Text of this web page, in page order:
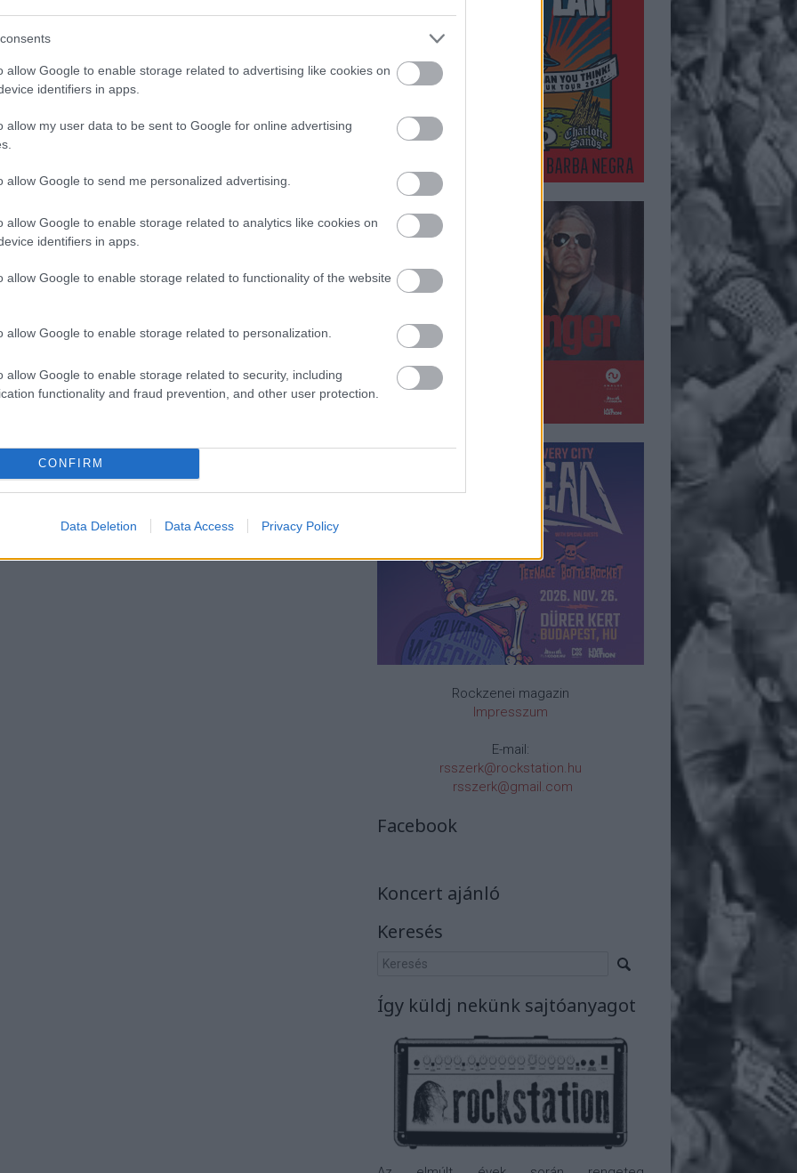
allow Google to enable storage related to advertising like cookies on
identifiers in apps.
allow my user data to be sent to Google for online advertising
allow Google to send me personalized advertising.
allow Google to enable storage related to analytics like cookies on
identifiers in apps.
allow Google to enable storage related to functionality of the website
allow Google to enable storage related to personalization.
allow Google to enable storage related to security, including
functionality and fraud prevention, and other user protection.
CONFIRM
Data Deletion Data Access Privacy Policy
Rockzenei magazin
Impresszum
E-mail:
rsszerk@rockstation.hu
rsszerk@gmail.com
Facebook
Koncert ajánló
Keresés
Így küldj nekünk sajtóanyagot